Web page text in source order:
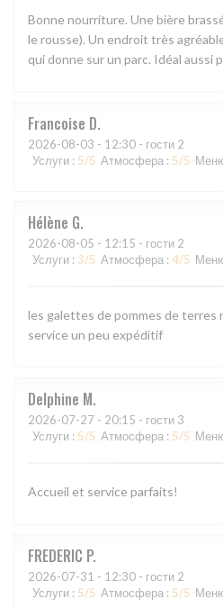
Bonne nourriture. Une bière
le rousse). Un endroit très
qui donne sur un parc. Idéal aussi
Francoise D
2026-08-03 - 12:30 - гости 2
Услуги : 5/5 Атмосфера : 5/5
Hélène G
2026-08-05 - 12:15 - гости 2
Услуги : 3/5 Атмосфера : 4/5
les galettes de pommes de terres
service un peu expéditif
Delphine M
2026-07-27 - 20:15 - гости 3
Услуги : 5/5 Атмосфера : 5/5
Accueil et service parfaits!
FREDERIC P
2026-07-31 - 12:30 - гости 2
Услуги : 5/5 Атмосфера : 5/5